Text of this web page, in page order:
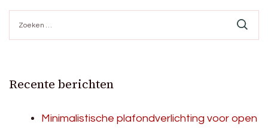
naar:
Recente berichten
Minimalistische plafondverlichting voor open